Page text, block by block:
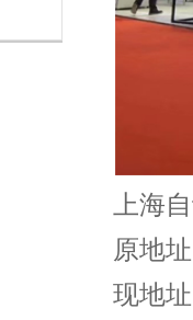
上海
原地
现地